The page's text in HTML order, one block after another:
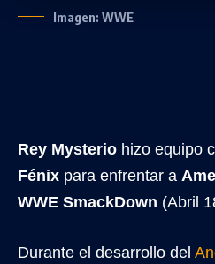
Imagen: WWE
Rey Mysterio hizo equipo
Fénix para enfrentar a
WWE SmackDown (Abril
Durante el desarrollo del